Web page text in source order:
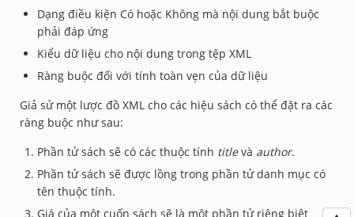
Dạng điều kiện Có hoặc Không mà nội dung bắt buộc
phải đáp ứng
Kiểu dữ liệu cho nội dung trong tệp XML
Ràng buộc đối với tính toàn vẹn của dữ liệu
Giả sử một lược đồ XML cho các hiệu sách có thể đặt ra các
ràng buộc như sau:
Phần tử sách sẽ có các thuộc tính titlevà author.
Phần tử sách sẽ được lồng trong phần tử danh mục có
tên thuộc tính.
Giá của một cuốn sách sẽ là một phần tử riêng biệt